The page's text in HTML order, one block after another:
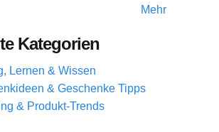
Mehr
Kategorien
Lernen & Wissen
& Geschenke Tipps
& Produkt-Trends